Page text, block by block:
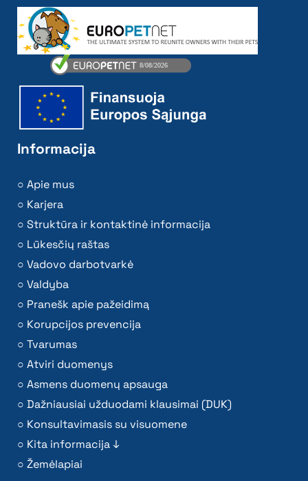
Informacija
Apie mus
Karjera
Struktūra ir kontaktinė informacija
Lūkesčių raštas
Vadovo darbotvarkė
Valdyba
Pranešk apie pažeidimą
Korupcijos prevencija
Tvarumas
Atviri duomenys
Asmens duomenų apsauga
Dažniausiai užduodami klausimai (DUK)
Konsultavimasis su visuomene
Kita informacija ↓
Žemėlapiai